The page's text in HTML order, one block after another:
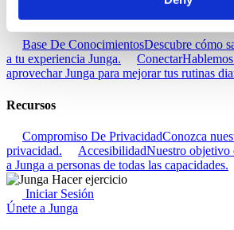
Base De ConocimientosDescubre cómo
a tu experiencia Junga.
Conectar
aprovechar Junga para mejorar tus rutinas
Recursos
Compromiso De PrivacidadConozca
privacidad.
AccesibilidadNuestro objetivo
a Junga a personas de todas las capacidades.
Iniciar Sesión
Únete a Junga